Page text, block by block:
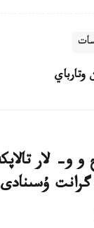
وتارباي
گرانت ۇسىنادى